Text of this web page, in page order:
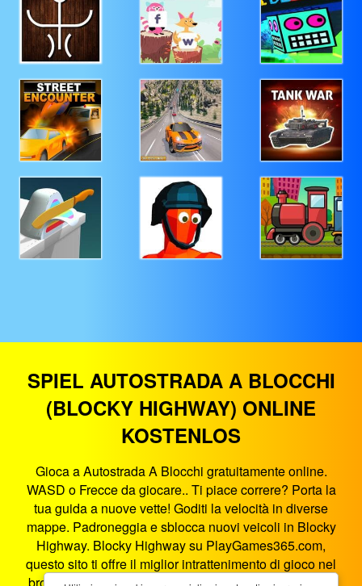
SPIEL AUTOSTRADA A BLOCCHI
(BLOCKY HIGHWAY) ONLINE
KOSTENLOS
Gioca a Autostrada A Blocchi gratuitamente online.
WASD o Frecce da giocare.. Ti piace correre? Porta la
tua guida a nuove vette! Goditi la velocità in diverse
mappe. Padroneggia e sblocca nuovi veicoli in Blocky
Highway. Blocky Highway su PlayGames365.com,
questo sito ti offre il miglior intrattenimento di gioco nel